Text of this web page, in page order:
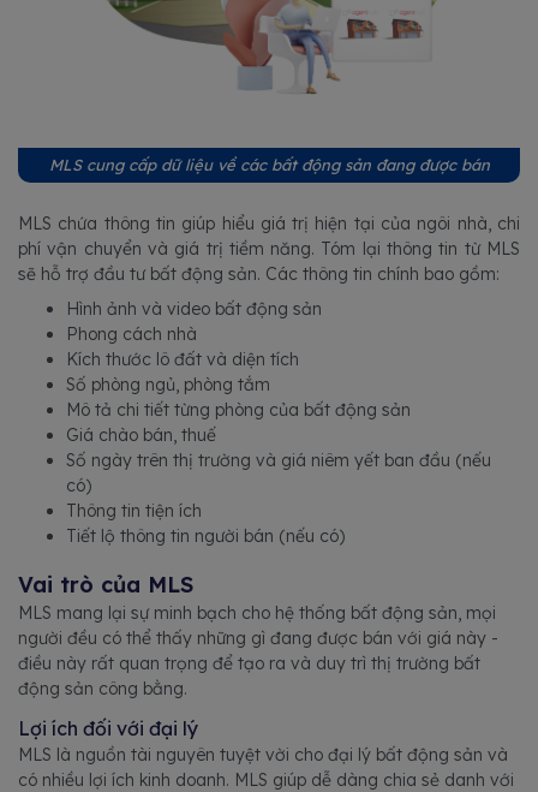
MLS cung cấp dữ liệu về các bất động sản đang được bán
MLS chứa thông tin giúp hiểu giá trị hiện tại của ngôi nhà, chi
phí vận chuyển và giá trị tiềm năng. Tóm lại thông tin từ MLS
sẽ hỗ trợ đầu tư bất động sản. Các thông tin chính bao gồm:
Hình ảnh và video bất động sản
Phong cách nhà
Kích thước lô đất và diện tích
Số phòng ngủ, phòng tắm
Mô tả chi tiết từng phòng của bất động sản
Giá chào bán, thuế
Số ngày trên thị trường và giá niêm yết ban đầu (nếu
có)
Thông tin tiện ích
Tiết lộ thông tin người bán (nếu có)
Vai trò của MLS
MLS mang lại sự minh bạch cho hệ thống bất động sản, mọi
người đều có thể thấy những gì đang được bán với giá này -
điều này rất quan trọng để tạo ra và duy trì thị trường bất
động sản công bằng.
Lợi ích đối với đại lý
MLS là nguồn tài nguyên tuyệt vời cho đại lý bất động sản và
có nhiều lợi ích kinh doanh. MLS giúp dễ dàng chia sẻ danh với